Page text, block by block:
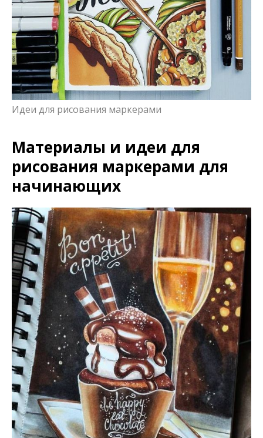
Идеи для рисования маркерами
Материалы и идеи для
рисования маркерами для
начинающих